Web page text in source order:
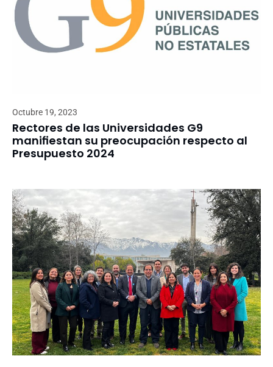
Octubre 19, 2023
Rectores de las Universidades G9
manifiestan su preocupación respecto al
Presupuesto 2024